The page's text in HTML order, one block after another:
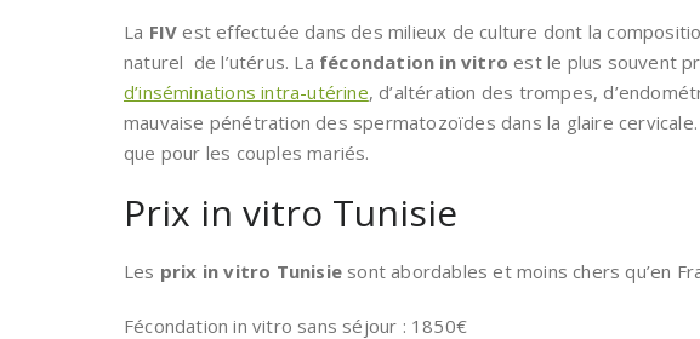
La FIVest effectuée dans des milieux de culture dont la
naturel de l’utérus. La fécondation in vitro est le plus souvent
d’inséminations intra-utérine, d’altération des trompes,
mauvaise pénétration des spermatozoïdes dans la glaire cervicale.
que pour les couples mariés.
Prix in vitro Tunisie
Les prix in vitro Tunisie sont abordables et moins chers qu’en
Fécondation in vitro sans séjour : 1850€